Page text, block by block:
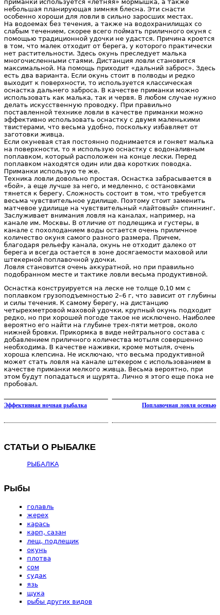
приманки используется «летняя» мормышка, а также
небольшая планирующая зимняя блесна. Эти снасти
особенно хороши для ловли в сильно заросших местах.
На водоемах без течения, а также на водохранилищах со
слабым течением, скорее всего поймать приличного окуня с
помощью традиционной удочки не удастся. Причина кроется
в том, что малек отходит от берега, у которого практически
нет растительности. Здесь окунь преследует малька
многочисленными стаями. Дистанция ловли становится
максимальной. На помощь приходит «дальний заброс». Здесь
есть два варианта. Если окунь стоит в полводы и редко
выходит к поверхности, то используется классическая
оснастка дальнего заброса. В качестве приманки можно
использовать как малька, так и червя. В любом случае нужно
делать искусственную проводку. При правильно
поставленной технике ловли в качестве приманки можно
эффективно использовать оснастку с двумя маленькими
твистерами, что весьма удобно, поскольку избавляет от
заготовки живца.
Если окуневая стая постоянно поднимается и гоняет малька
на поверхности, то я использую оснастку с водоналивным
поплавком, который расположен на конце лески. Перед
поплавком находятся один или два коротких поводка.
Приманки использую те же.
Техника ловли довольно простая. Оснастка забрасывается в
«бой», а еще лучше за него, и медленно, с остановками
тянется к берегу. Сложность состоит в том, что требуется
весьма чувствительное удилище. Поэтому стоит заменить
матчевое удилище на чувствительный «лайтовый» спиннинг.
Заслуживает внимания ловля на каналах, например, на
канале им. Москвы. В отличие от подлещика и густеры, в
канале с похолоданием воды остается очень приличное
количество окуня самого разного размера. Причем,
благодаря рельефу канала, окунь не отходит далеко от
берега и всегда остается в зоне досягаемости маховой или
штекерной поплавочной удочки.
Ловля становится очень аккуратной, но при правильно
подобранном месте и тактике ловли весьма продуктивной.
Оснастка конструируется на леске не толще 0,10 мм с
поплавком грузоподъемностью 2–6 г, что зависит от глубины
и силы течения. К самому берегу, на дистанцию
четырехметровой маховой удочки, крупный окунь подходит
редко, но при хорошей погоде такое не исключено. Наиболее
вероятно его найти на глубине трех-пяти метров, около
нижней бровки. Прикормка в виде нейтрального состава с
добавлением приличного количества мотыля совершенно
необходима. В качестве наживки, кроме мотыля, очень
хороша клепсина. Не исключаю, что весьма продуктивной
может стать ловля на канале штекером с использованием в
качестве приманки мелкого живца. Весьма вероятно, при
этом будут попадаться и щурята. Лично я этого еще пока не
пробовал.
Эффективная ночная рыбалка Поплавочная ловля осенью
СТАТЬИ О РЫБАЛКЕ
РЫБАЛКА
Рыбы
голавль
жерех
карась
карп, сазан
лещ, подлещик
окунь
плотва
сом
судак
язь
щука
рыбы других видов